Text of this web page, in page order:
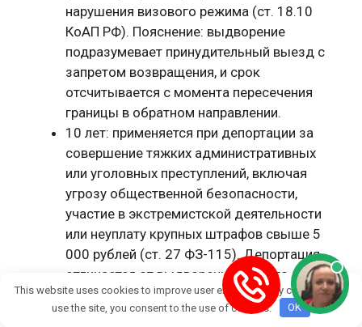
нарушения визового режима (ст. 18.10
КоАП РФ). Пояснение: выдворение
подразумевает принудительный выезд с
запретом возвращения, и срок
отсчитывается с момента пересечения
границы в обратном направлении.
10 лет: применяется при депортации за
совершение тяжких административных
или уголовных преступлений, включая
угрозу общественной безопасности,
участие в экстремистской деятельности
или неуплату крупных штрафов свыше 5
000 рублей (ст. 27 ФЗ-115). Депортация
отличается от выдворения тем, что
расходы на выезд несет нарушитель.
Бессрочно (пожизненно): за
This website uses cookies to improve user experience. By continuing to
use the site, you consent to the use of cookies.
OK